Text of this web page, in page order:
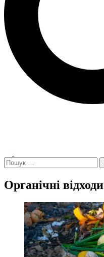
menu
Пошук:
Органічні відходи